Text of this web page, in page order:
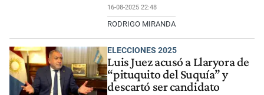
16-08-2025 22:48
RODRIGO MIRANDA
ELECCIONES 2025
Luis Juez acusó a Llaryora de
“pituquito del Suquía” y
descartó ser candidato